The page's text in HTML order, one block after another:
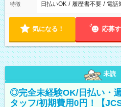
特徴 日払いOK / 履歴書不要 / 電話
気になる！ 応募
未読
◎完全未経験OK/日払い・
タッフ/初期費用0円！【